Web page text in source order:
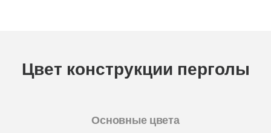
Цвет конструкции перголы
Основные цвета